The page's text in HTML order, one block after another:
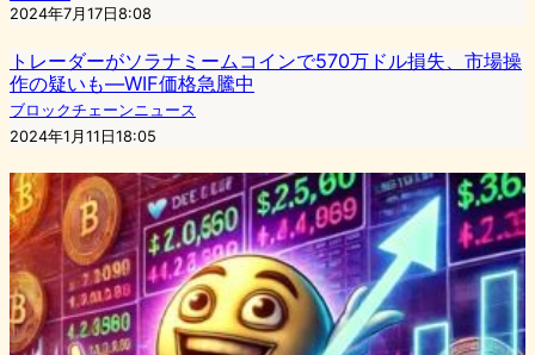
2024年7月17日8:08
トレーダーがソラナミームコインで570万ドル損失、市場操
作の疑いも—WIF価格急騰中
ブロックチェーンニュース
2024年1月11日18:05